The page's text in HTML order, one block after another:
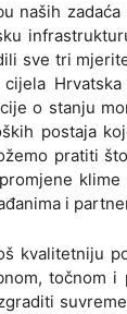
naših
sve tri
Hrvatska
o stanju
postaja
pratiti
i
kvalitetniju
točnom